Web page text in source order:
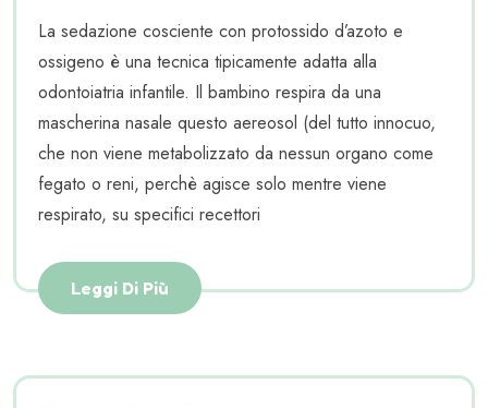
La sedazione cosciente con protossido d’azoto e
ossigeno è una tecnica tipicamente adatta alla
odontoiatria infantile. Il bambino respira da una
mascherina nasale questo aereosol (del tutto innocuo,
che non viene metabolizzato da nessun organo come
fegato o reni, perchè agisce solo mentre viene
respirato, su specifici recettori
Leggi Di Più